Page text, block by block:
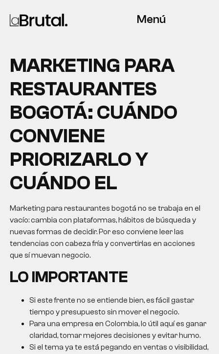
Menú
MARKETING PARA
RESTAURANTES
BOGOTÁ: CUÁNDO
CONVIENE
PRIORIZARLO Y
CUÁNDO EL
Marketing para restaurantes bogotá no se trabaja en el
vacío: cambia con plataformas, hábitos de búsqueda y
nuevas formas de decidir. Por eso conviene leer las
tendencias con cabeza fría y convertirlas en acciones
que sí muevan negocio.
LO IMPORTANTE
Si este frente no se entiende bien, es fácil gastar
tiempo y presupuesto sin mover el negocio.
Para una empresa en Colombia, lo útil aquí es ganar
claridad, tomar mejores decisiones y evitar humo.
Si el tema ya te está pegando en ventas o visibilidad,